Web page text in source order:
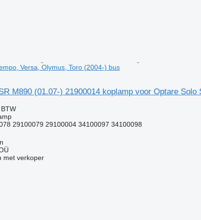
Versa, Olymus, Toro (2004-) bus
M890 (01.07-) 21900014 koplamp voor Optare
29100079 29100004 34100097 34100098
met verkoper